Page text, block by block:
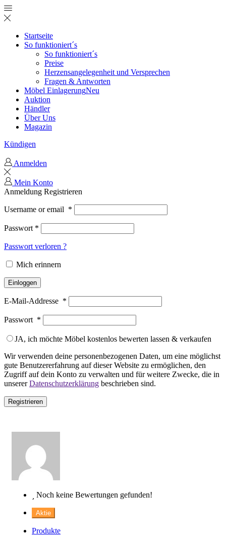
Startseite
So funktioniert´s
So funktioniert´s
Preise
Herzensangelegenheit und Versprechen
Fragen & Antworten
Möbel EinlagerungNeu
Auktion
Händler
Über Uns
Magazin
Kündigen
Anmelden
Mein Konto
Anmeldung Registrieren
Username or email *
Passwort *
Passwort verloren ?
Mich erinnern
Einloggen
E-Mail-Addresse *
Passwort *
JA, ich möchte Möbel kostenlos bewerten lassen & verkaufen
Wir verwenden deine personenbezogenen Daten, um eine möglichst
gute Benutzererfahrung auf dieser Website zu ermöglichen, den
Zugriff auf dein Konto zu verwalten und für weitere Zwecke, die in
unsererDatenschutzerklärung beschrieben sind.
Registrieren
Noch keine Bewertungen gefunden!
Aktie
Produkte